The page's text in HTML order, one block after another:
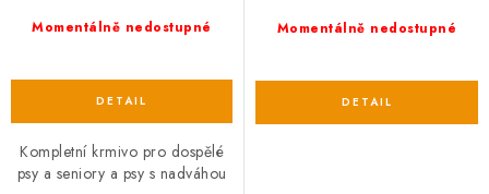
Momentálně nedostupné
Kompletní krmivo pro dospělé
psy a seniory a psy s nadváhou
Momentálně nedostupné